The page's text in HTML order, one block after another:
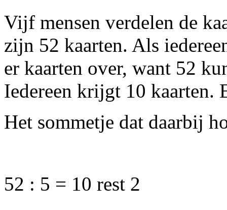
Vijf mensen verdelen de
zijn 52 kaarten. Als
er kaarten over, want 52
Iedereen krijgt 10 kaarten.
Het sommetje dat daarbij
52 : 5 = 10 rest 2